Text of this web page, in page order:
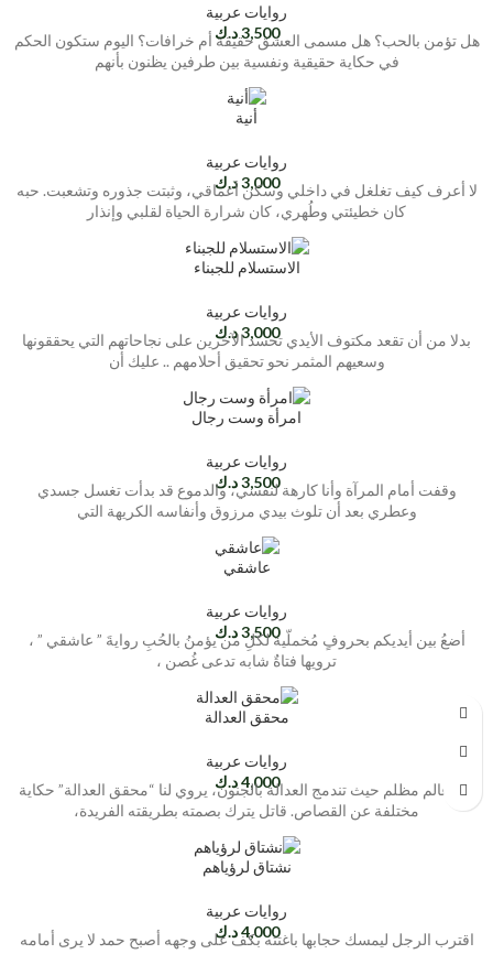
روايات عربية
3,500 د.ك
هل تؤمن بالحب؟ هل مسمى العشق حقيقة أم خرافات؟ اليوم ستكون الحكم
في حكاية حقيقية ونفسية بين طرفين يظنون بأنهم
أنية
روايات عربية
3,000 د.ك
لا أعرف كيف تغلغل في داخلي وسكن أعماقي، وثبتت جذوره وتشعبت. حبه
كان خطيئتي وطُهري، كان شرارة الحياة لقلبي وإنذار
الاستسلام للجبناء
روايات عربية
3,000 د.ك
بدلا من أن تقعد مكتوف الأيدي تحسد الآخرين على نجاحاتهم التي يحققونها
وسعيهم المثمر نحو تحقيق أحلامهم .. عليك أن
امرأة وست رجال
روايات عربية
3,500 د.ك
وقفت أمام المرآة وأنا كارهة لنفسي، والدموع قد بدأت تغسل جسدي
وعطري بعد أن تلوث بيدي مرزوق وأنفاسه الكريهة التي
عاشقي
روايات عربية
3,500 د.ك
أضعُ بين أيديكم بحروفٍ مُخملّية لكلِ من يؤمنُ بالحُبِ روايةَ ” عاشقي ” ،
ترويها فتاةٌ شابه تدعى غُصن ،
محقق العدالة
روايات عربية
4,000 د.ك
في عالم مظلم حيث تندمج العدالة بالجنون، يروي لنا “محقق العدالة” حكاية
مختلفة عن القصاص. قاتل يترك بصمته بطريقته الفريدة،
نشتاق لرؤياهم
روايات عربية
4,000 د.ك
اقترب الرجل ليمسك حجابها باغتته بكف على وجهه أصبح حمد لا يرى أمامه